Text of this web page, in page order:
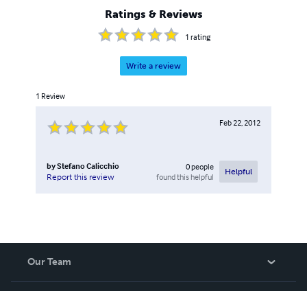
Ratings & Reviews
1 rating
Write a review
1 Review
Feb 22, 2012
byStefano Calicchio
Report this review
0people
found this helpful
Helpful
Our Team